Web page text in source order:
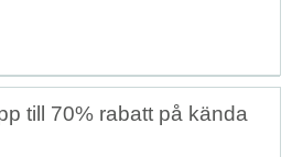
till 70% rabatt på kända